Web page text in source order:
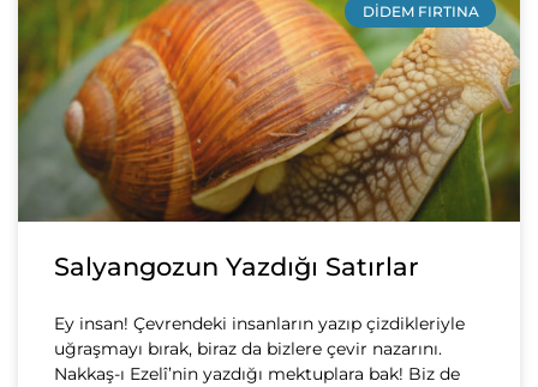
DIDEM FIRTINA
Salyangozun Yazdığı Satırlar
Ey insan! Çevrendeki insanların yazıp çizdikleriyle
uğraşmayı bırak, biraz da bizlere çevir nazarını.
Nakkaş-ı Ezelî’nin yazdığı mektuplara bak! Biz de